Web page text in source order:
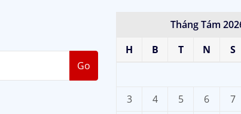
Go
Tháng Tám
H
B T N S
3
4 5 6 7